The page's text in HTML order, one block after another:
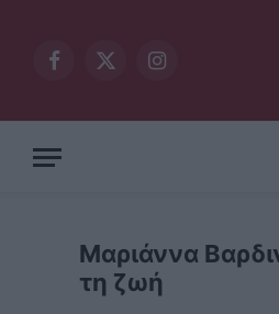
Facebook
X
Instagram
Μαριάννα
τη ζωή